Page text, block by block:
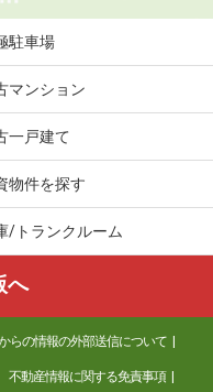
駐車場
マンション
一戸建て
物件を探す
/トランクルーム
へ
らの情報の外部送信について
不動産情報に関する免責事項